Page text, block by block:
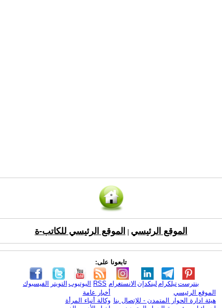
الموقع الرئيسي الموقع الرئيسي للكاتب-ة
تابعونا على:
الفيسبوك التويتر اليوتيوب RSS الانستغرام لينكدإن تيلكرامبنترست
الموقع الرئيسي
هيئة ادارة الحوار المتمدن - للإتصال بنا
أخبار عامة
وكالة أنباء المرأة